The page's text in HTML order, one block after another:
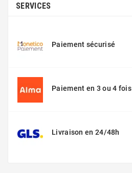
SERVICES
Paiement sécurisé
Paiement en 3 ou 4 fois
Livraison en 24/48h